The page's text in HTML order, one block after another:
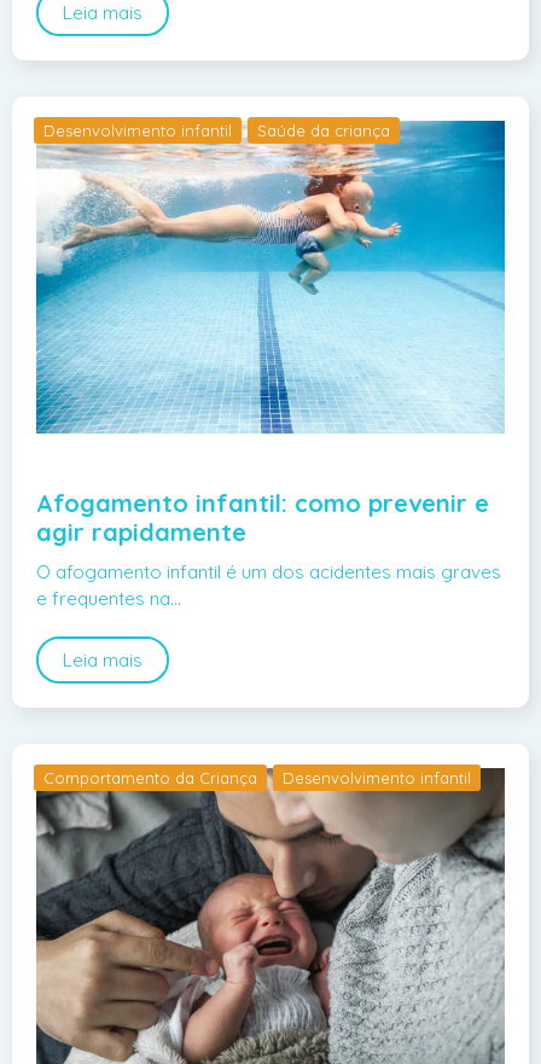
Leia mais
Desenvolvimento infantil Saúde da criança
Afogamento infantil: como prevenir e
agir rapidamente
O afogamento infantil é um dos acidentes mais graves
e frequentes na…
Leia mais
Comportamento da Criança Desenvolvimento infantil